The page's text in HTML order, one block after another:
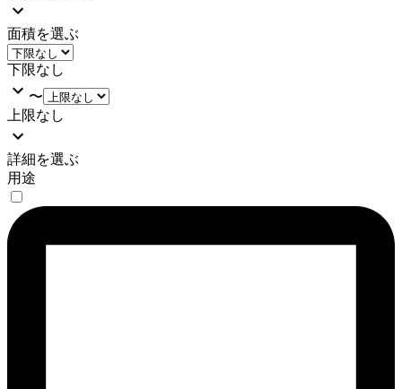
面積を選ぶ
下限なし
〜
上限なし
詳細を選ぶ
用途